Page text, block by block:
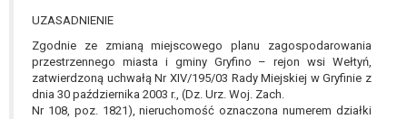
UZASADNIENIE
Zgodnie ze zmianą miejscowego planu zagospodarowania
przestrzennego miasta i gminy Gryfino – rejon wsi Wełtyń,
zatwierdzoną uchwałą Nr XIV/195/03 Rady Miejskiej w Gryfinie z
dnia 30 października 2003 r., (Dz. Urz. Woj. Zach.
Nr 108, poz. 1821), nieruchomość oznaczona numerem działki
cofnięcia tej zgody w dowolnym momencie.
Cofnięcie to nie ma wpływu na zgodność
przetwarzania, którego dokonano na podstawie
zgody przed jej cofnięciem.
Przysługuje Pani/Panu prawo wniesienia skargi do